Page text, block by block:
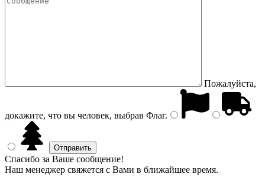
Пожалуйста,
докажите, что вы человек, выбрав Флаг.
Спасибо за Ваше сообщение!
Наш менеджер свяжется с Вами в ближайшее время.